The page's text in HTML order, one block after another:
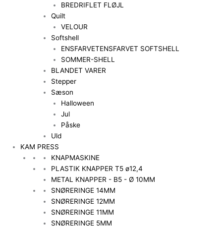
BREDRIFLET FLØJL
Quilt
VELOUR
Softshell
ENSFARVETENSFARVET SOFTSHELL
SOMMER-SHELL
BLANDET VARER
Stepper
Sæson
Halloween
Jul
Påske
Uld
KAM PRESS
KNAPMASKINE
PLASTIK KNAPPER T5 ø12,4
METAL KNAPPER - B5 - Ø 10MM
SNØRERINGE 14MM
SNØRERINGE 12MM
SNØRERINGE 11MM
SNØRERINGE 5MM